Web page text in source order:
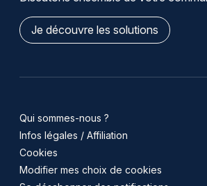
Je découvre les solutions
Qui sommes-nous ?
Infos légales / Affiliation
Cookies
Modifier mes choix de cookies